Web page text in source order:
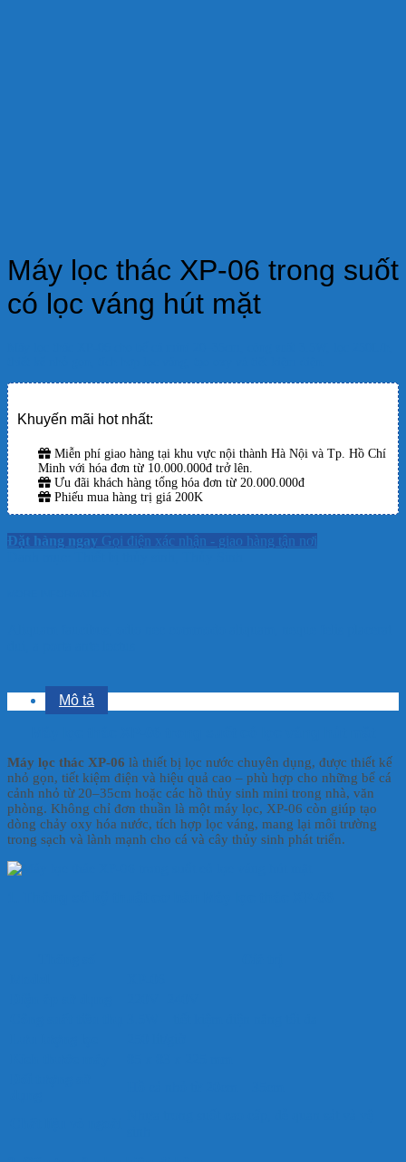
Máy lọc thác XP-06 trong suốt
có lọc váng hút mặt
Khuyến mãi hot nhất:
Miễn phí giao hàng tại khu vực nội thành Hà Nội và Tp. Hồ Chí
Minh với hóa đơn từ 10.000.000đ trở lên.
Ưu đãi khách hàng tổng hóa đơn từ 20.000.000đ
Phiếu mua hàng trị giá 200K
Đặt hàng ngay Gọi điện xác nhận - giao hàng tận nơi
Mô tả
Máy lọc thác XP-06 là thiết bị lọc nước chuyên dụng, được thiết kế
nhỏ gọn, tiết kiệm điện và hiệu quả cao – phù hợp cho những bể cá
cảnh nhỏ từ 20–35cm hoặc các hồ thủy sinh mini trong nhà, văn
phòng. Không chỉ đơn thuần là một máy lọc, XP-06 còn giúp tạo
dòng chảy oxy hóa nước, tích hợp lọc váng, mang lại môi trường
trong sạch và lành mạnh cho cá và cây thủy sinh phát triển.